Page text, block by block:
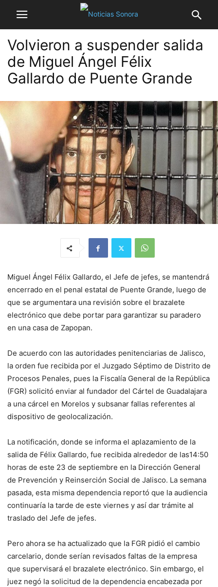
Volvieron a suspender salida
de Miguel Ángel Félix
Gallardo de Puente Grande
Miguel Ángel Félix Gallardo, el Jefe de jefes, se mantendrá
encerrado en el penal estatal de Puente Grande, luego de
que se argumentara una revisión sobre el brazalete
electrónico que debe portar para garantizar su paradero
en una casa de Zapopan.
De acuerdo con las autoridades penitenciarias de Jalisco,
la orden fue recibida por el Juzgado Séptimo de Distrito de
Procesos Penales, pues la Fiscalía General de la República
(FGR) solicitó enviar al fundador del Cártel de Guadalajara
a una cárcel en Morelos y subsanar fallas referentes al
dispositivo de geolocalización.
La notificación, donde se informa el aplazamiento de la
salida de Félix Gallardo, fue recibida alrededor de las14:50
horas de este 23 de septiembre en la Dirección General
de Prevención y Reinserción Social de Jalisco. La semana
pasada, esta misma dependencia reportó que la audiencia
continuaría la tarde de este viernes y así dar trámite al
traslado del Jefe de jefes.
Pero ahora se ha actualizado que la FGR pidió el cambio
carcelario, donde serían revisados faltas de la empresa
que supervisará el brazalete electrónico. Sin embargo, el
juez negó la solicitud de la dependencia encabezada por